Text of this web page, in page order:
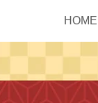
HOME